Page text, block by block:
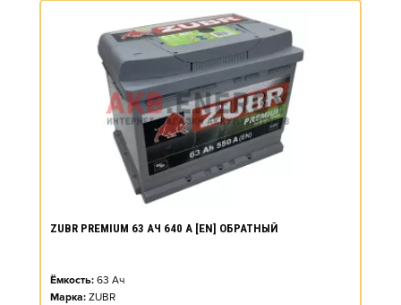
ZUBR PREMIUM 63 АЧ 640 А [EN] ОБРАТНЫЙ
Ёмкость: 63 Ач
Марка: ZUBR